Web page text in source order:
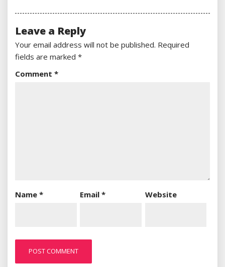
Leave a Reply
Your email address will not be published. Required
fields are marked *
Comment *
Name * Email* Website